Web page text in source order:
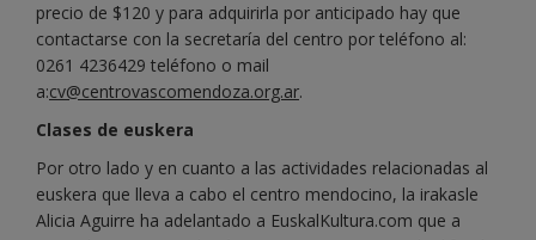
precio de $120 y para adquirirla por anticipado hay que
contactarse con la secretaría del centro por teléfono al:
0261 4236429 teléfono o mail
a:cv@centrovascomendoza.org.ar.
Clases de euskera
Por otro lado y en cuanto a las actividades relacionadas al
euskera que lleva a cabo el centro mendocino, la irakasle
Alicia Aguirre ha adelantado a EuskalKultura.com que a